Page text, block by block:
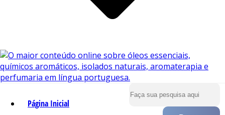
Página Inicial